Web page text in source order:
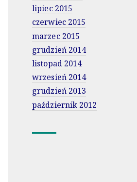
lipiec 2015
czerwiec 2015
marzec 2015
grudzień 2014
listopad 2014
wrzesień 2014
grudzień 2013
październik 2012